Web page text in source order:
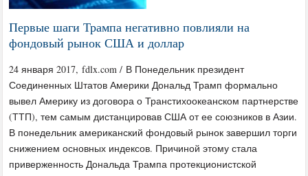
Первые шаги Трампа негативно повлияли на
фондовый рынок США и доллар
24 января 2017, fdlx.com / В Понедельник президент
Соединенных Штатов Америки Дональд Трамп формально
вывел Америку из договора о Транстихоокеанском партнерстве
(ТТП), тем самым дистанцировав США от ее союзников в Азии.
В понедельник американский фондовый рынок завершил торги
снижением основных индексов. Причиной этому стала
приверженность Дональда Трампа протекционистской